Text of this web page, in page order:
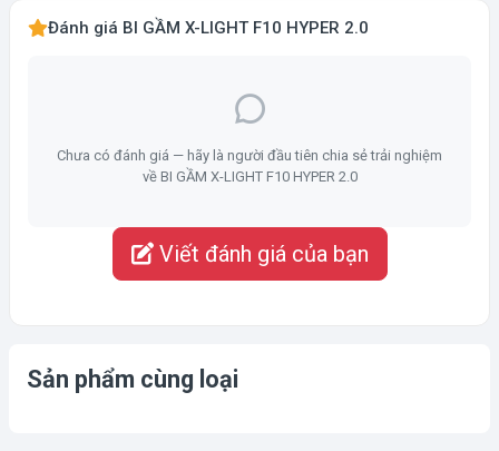
Đánh giá BI GẦM X-LIGHT F10 HYPER 2.0
Chưa có đánh giá — hãy là người đầu tiên chia sẻ trải nghiệm
về BI GẦM X-LIGHT F10 HYPER 2.0
Viết đánh giá của bạn
Sản phẩm cùng loại